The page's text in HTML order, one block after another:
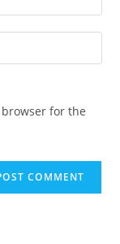
for the